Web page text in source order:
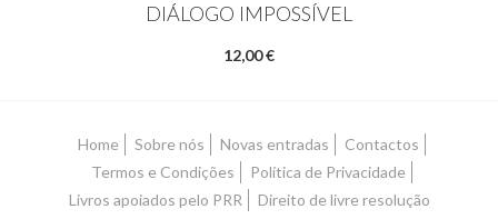
DIÁLOGO IMPOSSÍVEL
12,00 €
Home Sobre nós Novas entradas
Contactos
Termos e Condições
Política de Privacidade
Livros apoiados pelo PRR
Direito de livre resolução